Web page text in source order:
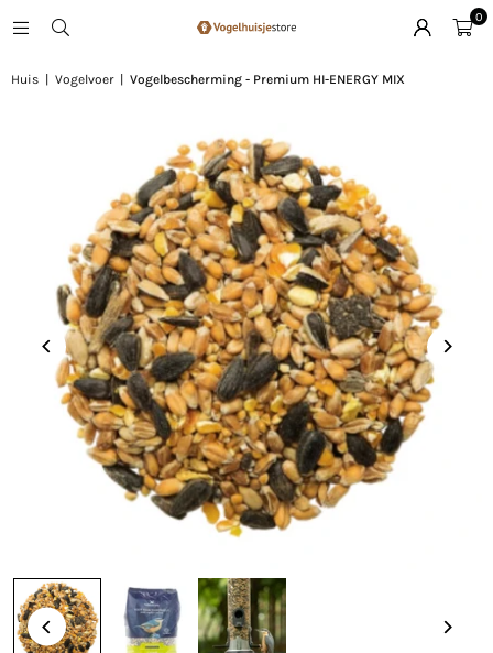
0
Huis Vogelvoer Vogelbescherming - Premium HI-ENERGY MIX